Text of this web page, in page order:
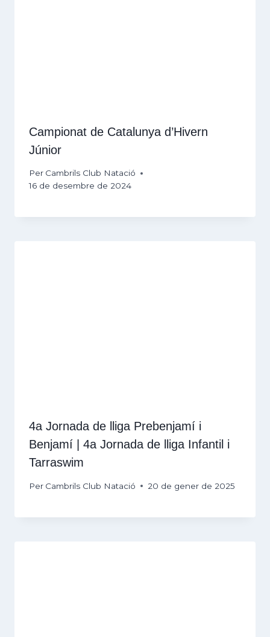
Campionat de Catalunya d’Hivern
Júnior
Per Cambrils Club Natació
16 de desembre de 2024
4a Jornada de lliga Prebenjamí i
Benjamí | 4a Jornada de lliga Infantil i
Tarraswim
Per Cambrils Club Natació 20 de gener de 2025